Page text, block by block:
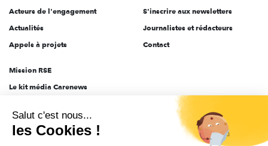
Acteurs de l'engagement
Actualités
Appels à projets
S'inscrire aux newsletters
Journalistes et rédacteurs
Contact
Mission RSE
Le kit média Carenews
AEF info
Novethic
Salut c'est nous...
les Cookies !